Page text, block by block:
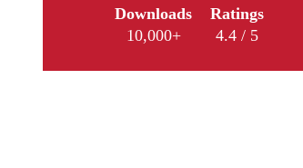
Downloads
10,000+
Ratings
4.4 / 5